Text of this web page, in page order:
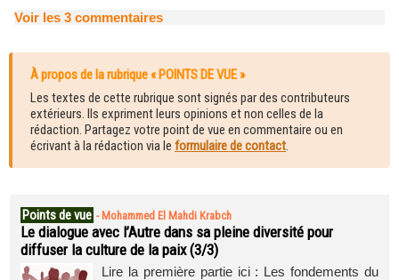
Voir les 3 commentaires
À propos de la rubrique « POINTS DE VUE »
Les textes de cette rubrique sont signés par des contributeurs
extérieurs. Ils expriment leurs opinions et non celles de la
rédaction. Partagez votre point de vue en commentaire ou en
écrivant à la rédaction via le formulaire de contact.
Points de vue - Mohammed El Mahdi Krabch
Le dialogue avec l’Autre dans sa pleine diversité pour
diffuser la culture de la paix (3/3)
Lire la première partie ici : Les fondements du